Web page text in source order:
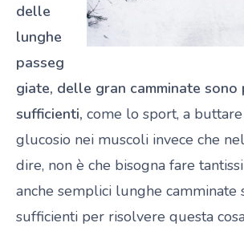
delle
lunghe
passeg
giate, delle gran camminate sono
sufficienti, come lo sport, a
glucosio nei muscoli invece che
dire, non è che bisogna fare
anche semplici lunghe camminate
sufficienti per risolvere questa